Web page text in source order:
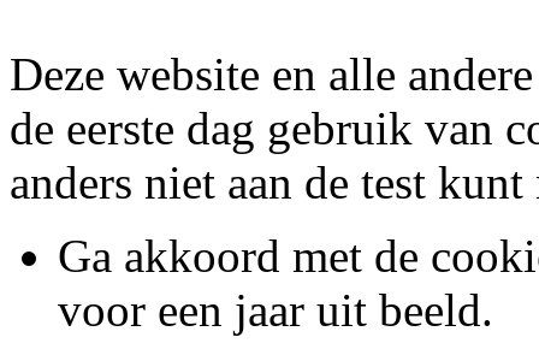
Deze website en alle
de eerste dag gebruik van
anders niet aan de test kunt
Ga akkoord met de
voor een jaar uit beeld.